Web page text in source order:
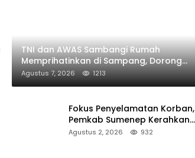
TNI dan AWAS Sambangi Rumah
Memprihatinkan di Sampang, Dorong
Pemerintah Beri Bantuan RTLH
Agustus 7, 2026 1213
Fokus Penyelamatan Korban,
Pemkab Sumenep Kerahkan
Tim Medis dan Ambulans ke
Agustus 2, 2026 932